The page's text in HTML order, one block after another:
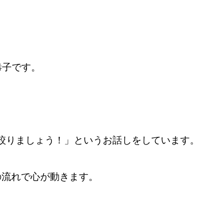
です。
ましょう！」というお話しをしています。
れで心が動き ます。